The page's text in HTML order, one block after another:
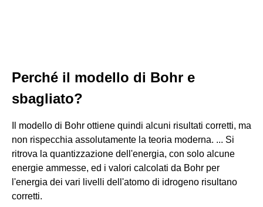
Perché il modello di Bohr e
sbagliato?
Il modello di Bohr ottiene quindi alcuni risultati corretti, ma
non rispecchia assolutamente la teoria moderna. ... Si
ritrova la quantizzazione dell'energia, con solo alcune
energie ammesse, ed i valori calcolati da Bohr per
l'energia dei vari livelli dell'atomo di idrogeno risultano
corretti.